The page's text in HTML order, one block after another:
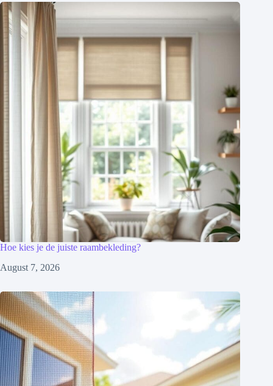
Hoe kies je de juiste raambekleding?
August 7, 2026